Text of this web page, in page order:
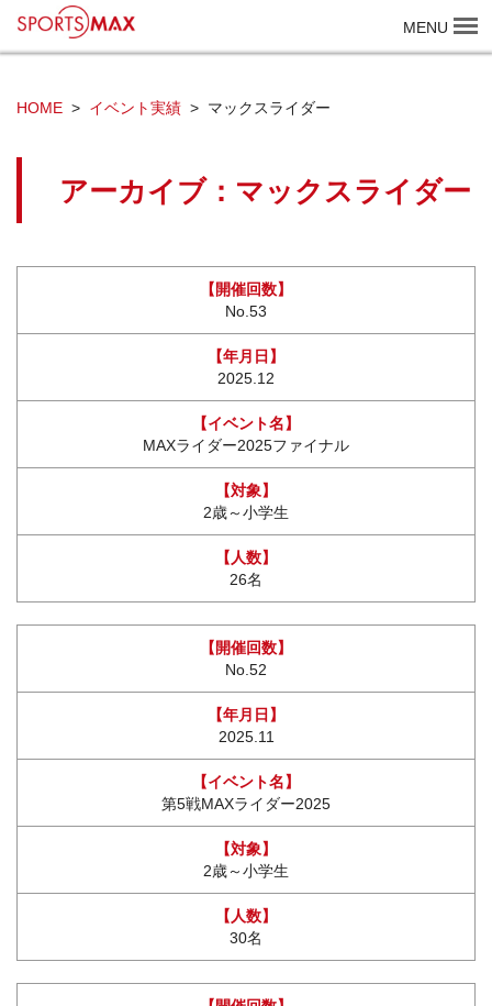
MENU
HOME イベント実績 マックスライダー
アーカイブ：マックスライダー
No.53
2025.12
MAXライダー2025ファイナル
2歳～小学生
26名
No.52
2025.11
第5戦MAXライダー2025
2歳～小学生
30名